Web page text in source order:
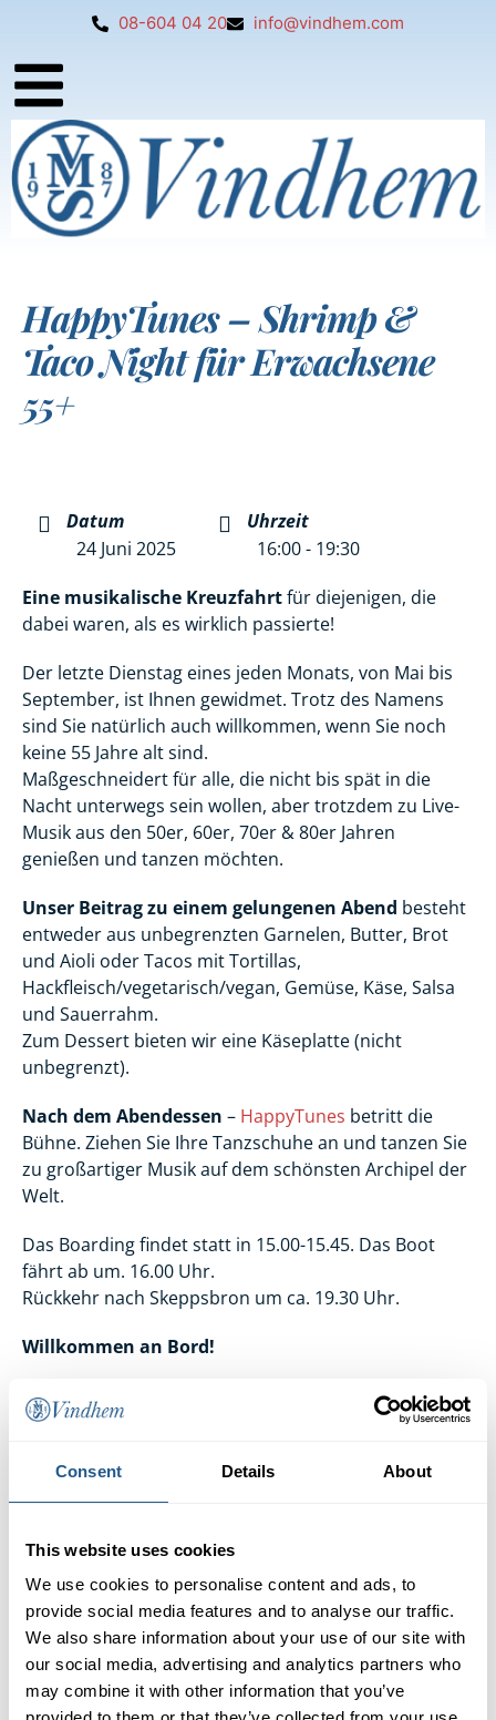
Consent Details About
This website uses cookies
We use cookies to personalise content and ads, to
provide social media features and to analyse our traffic.
We also share information about your use of our site with
our social media, advertising and analytics partners who
may combine it with other information that you’ve
08-604 04 20 info@vindhem.com
HappyTunes – Shrimp &
Taco Night für Erwachsene
55+
Datum
24 Juni 2025
Uhrzeit
16:00 - 19:30
Eine musikalische Kreuzfahrtfür diejenigen, die
dabei waren, als es wirklich passierte!
Der letzte Dienstag eines jeden Monats, von Mai bis
September, ist Ihnen gewidmet. Trotz des Namens
sind Sie natürlich auch willkommen, wenn Sie noch
keine 55 Jahre alt sind.
Maßgeschneidert für alle, die nicht bis spät in die
Nacht unterwegs sein wollen, aber trotzdem zu Live-
Musik aus den 50er, 60er, 70er & 80er Jahren
genießen und tanzen möchten.
Unser Beitrag zu einem gelungenen Abend besteht
entweder aus unbegrenzten Garnelen, Butter, Brot
und Aioli oder Tacos mit Tortillas,
Hackfleisch/vegetarisch/vegan, Gemüse, Käse, Salsa
und Sauerrahm.
Zum Dessert bieten wir eine Käseplatte (nicht
unbegrenzt).
Nach dem Abendessen – HappyTunes betritt die
Bühne. Ziehen Sie Ihre Tanzschuhe an und tanzen Sie
zu großartiger Musik auf dem schönsten Archipel der
Welt.
Das Boarding findet statt in 15.00-15.45. Das Boot
fährt ab um. 16.00 Uhr.
Rückkehr nach Skeppsbron um ca. 19.30 Uhr.
Willkommen an Bord!